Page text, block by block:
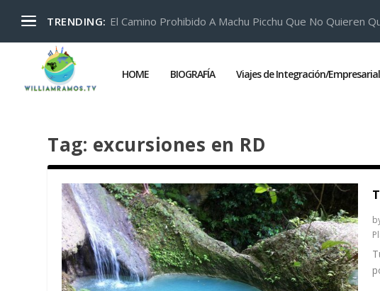
TRENDING: El Camino Prohibido A Machu Picchu Que No Quieren
HOME BIOGRAFÍA Viajes de Integración/
Tag: excursiones en RD